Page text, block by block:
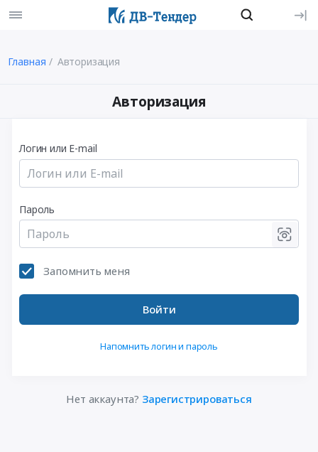
Главная Авторизация
Авторизация
Логин или E-mail
Пароль
Запомнить меня
Войти
Напомнить логин и пароль
Нет аккаунта? Зарегистрироваться